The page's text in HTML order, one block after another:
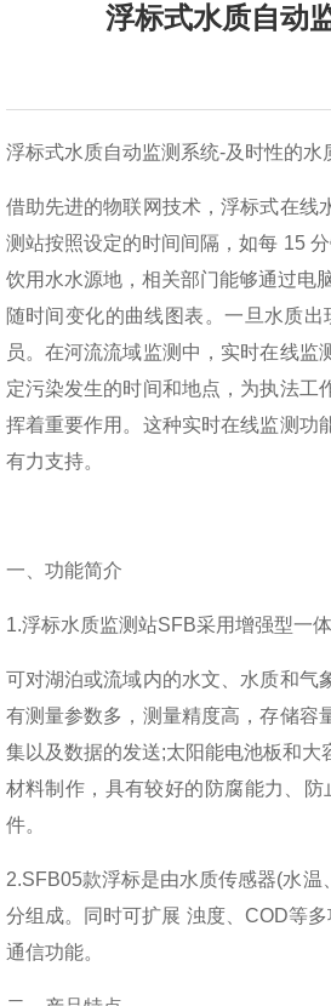
浮标式水质自动
浮标式水质自动监测系统-及时性的水
借助先进的物联网技术，浮标式在线
测站按照设定的时间间隔，如每 15
饮用水水源地，相关部门能够通过电
随时间变化的曲线图表。一旦水质
员。在河流流域监测中，实时在线
定污染发生的时间和地点，为执法工
挥着重要作用。这种实时在线监测功
有力支持。
一、功能简介
1.浮标水质监测站SFB采用增强型一
可对湖泊或流域内的水文、水质和气
有测量参数多，测量精度高，存储容
集以及数据的发送;太阳能电池板和
材料制作，具有较好的防腐能力、
件。
2.SFB05款浮标是由水质传感器(水
分组成。同时可扩展 浊度、COD等
通信功能。